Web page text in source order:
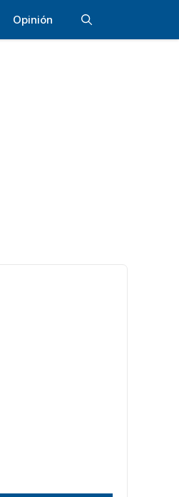
Opinión